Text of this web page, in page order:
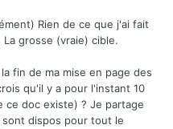
Rien de ce que j'ai fait
grosse (vraie) cible.
fin de ma mise en page des
qu'il y a pour l'instant 10
ce doc existe) ? Je partage
dispos pour tout le